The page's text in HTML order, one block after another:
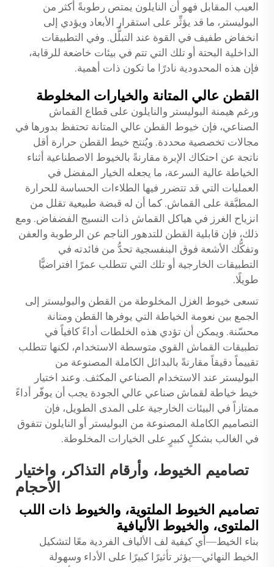
العيب المقابل فهو أن النايلون يمتص رطوبةً أكثر من
البوليستر، ما قد يؤثِّر على استقرار الأبعاد ويؤدي إلى
انخفاض طفيف في القوة عند التبلُّل. وفي التطبيقات
الداخلية البحتة أو تلك التي تتم في بيئات خاضعة للرقابة،
فإن هذه المحدودية نادرًا ما تكون ذات أهمية.
القطن عالي المتانة والخيارات المخلوطة
ورغم هيمنة البوليستر والنايلون على قطاع القماش
الصناعي، فإن خيوط القطن عالي المتانة تحتفظ بدورها في
مجالات تخصصية محددة. ويُنتج خيط القطن حرارة أقل
ناتجة عن احتكاك الإبرة مقارنةً بالخيوط الاصطناعية أثناء
الخياطة عالية السرعة، ما يجعله الخيار المفضل في
العمليات التي قد تتضرر فيها الطلاءات الحساسة للحرارة
المطبَّقة على القماش. كما أن له قبضة طبيعية تقلل من
انزياح الغرز في هياكل القماش ذات النسيج الفضفاض. ومع
ذلك، فإن قابلية القطن للتدهور الناجم عن الرطوبة والعفن
وتفكُّك الأشعة فوق البنفسجية تحدُّ من فائدته في
التطبيقات الخارجية أو تلك التي تتطلب عمرًا افتراضيًّا
طويلًا.
تسعى خيوط الغزل المخلوطة من القطن والبوليستر إلى
الجمع بين نعومة الخياطة التي يوفرها القطن ومتانة
محسّنة. ويمكن أن تؤدي هذه الخلطات أداءً كافياً في
تطبيقات القماش القوي متوسطة الاستخدام، لكنها تتطلب
تقييماً دقيقاً مقارنةً بالبدائل الكاملة المصنوعة من
البوليستر عند الاستخدام الصناعي المكثف. وعند اختيار
خيط خياطة لقماش صناعي عالي الجودة يجب أن يوفّر أداءً
ممتازاً في البيئات الخارجية على المدى الطويل، فإن
التصاميم الكاملة المصنوعة من البوليستر أو النايلون تتفوق
في الغالب بشكلٍ كبيرٍ على الخيارات المخلوطة.
تصاميم الخيوط، وأرقام التذاكر، واختيار
الأحجام
تصاميم الخيوط الملتوية، والخيوط ذات اللب
الملتوى، والخيوط الأليافية
بناء الخيط—أي كيفية لف الألياف الفردية معًا لتشكيل
الخيط النهائي—يؤثر تأثيرًا كبيرًا على الأداء وسهولة